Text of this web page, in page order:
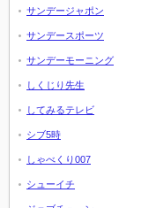
サンデージャポン
サンデースポーツ
サンデーモーニング
しくじり先生
してみるテレビ
シブ5時
しゃべくり007
シューイチ